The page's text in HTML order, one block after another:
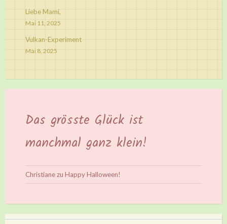
Liebe Mami,
Mai 11, 2025
Vulkan-Experiment
Mai 8, 2025
Das grösste Glück ist
manchmal ganz klein!
Christianezu Happy Halloween!